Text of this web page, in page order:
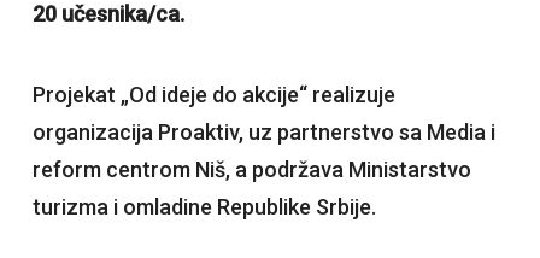
20 učesnika/ca.
Projekat „Od ideje do akcije“ realizuje
organizacija Proaktiv, uz partnerstvo sa Media i
reform centrom Niš, a podržava Ministarstvo
turizma i omladine Republike Srbije.